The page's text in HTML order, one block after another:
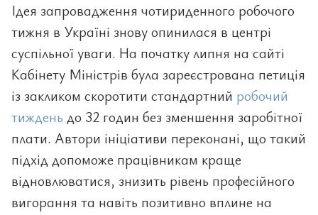
Ідея запровадження чотириденного робочого
тижня в Україні знову опинилася в центрі
суспільної уваги. На початку липня на сайті
Кабінету Міністрів була зареєстрована петиція
із закликом скоротити стандартний робочий
тиждень до 32 годин без зменшення заробітної
плати. Автори ініціативи переконані, що такий
підхід допоможе працівникам краще
відновлюватися, знизить рівень професійного
вигорання та навіть позитивно вплине на